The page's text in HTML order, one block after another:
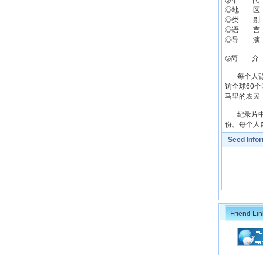
◎地 区
◎类 别
◎语 言
◎导 演 扬
◎简 介
每个人背
访全球60个
马里的农民
纪录片中
份。每个人
Seed
Friend